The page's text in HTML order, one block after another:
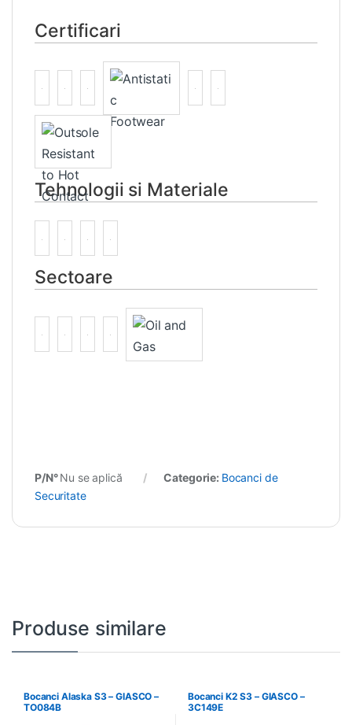
Certificari
Tehnologii si Materiale
Sectoare
P/N°Nu se aplică Categorie: Bocanci de
Securitate
Produse similare
Bocanci Alaska S3 – GIASCO –
TO084B
Bocanci K2 S3 – GIASCO –
3C149E